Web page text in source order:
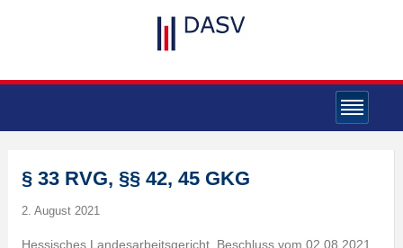
§ 33 RVG, §§ 42, 45 GKG
2. August 2021
Hessisches Landesarbeitsgericht, Beschluss vom 02.08.2021,